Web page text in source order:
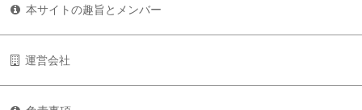
本サイトの趣旨とメンバー
運営会社